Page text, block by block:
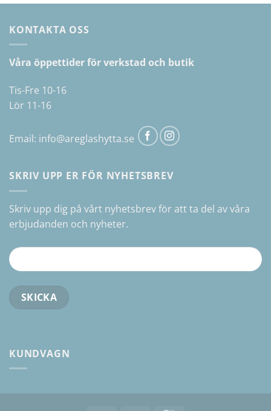
KONTAKTA OSS
Våra öppettider för verkstad och butik
Tis-Fre 10-16
Lör 11-16
Email: info@areglashytta.se
SKRIV UPP ER FÖR NYHETSBREV
Skriv upp dig på vårt nyhetsbrev för att ta del av våra
erbjudanden och nyheter.
KUNDVAGN